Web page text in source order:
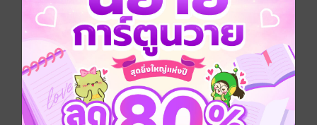
หลายคนเคยได้ยินได้ฟังเรื่องพระบรมโพธิสัตว์มามากมาย
ใครจะเชื่อว่าเส้นทางนั้น เราเองก็เคยวิ่งเข้าลู่กันมาแล้ว
แต่เป็นการวิ่ง ๆ หยุด ๆ ตามอารมณ์พาไปมากกว่า
หนังสือเล่มนี้ จะสร้างแรงบันดาลใจให้เรา
ใช้ชีวิตที่เกิดมาเป็นคนให้คุ้มค่า
เป็นการเริ่มต้นวิ่งมาราธอนแบบศิษย์มีครู
แล้วเราก็จะได้เริ่มเข้าสู่เส้นทางพระบรมโพธิสัตว์